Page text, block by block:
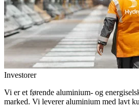
Investorer
Vi er et førende aluminium- og
marked. Vi leverer aluminium med lavt